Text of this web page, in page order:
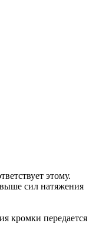
этому.
сил натяжения
кромки передается